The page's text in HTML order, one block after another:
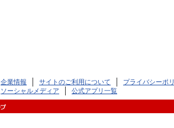
企業情報 サイトのご利用について
プライバシーポ
ソーシャルメディア
公式アプリ一覧